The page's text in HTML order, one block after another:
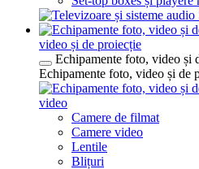
video și de proiecție
Echipamente foto, video și
Echipamente foto, video și de
video
Camere de filmat
Camere video
Lentile
Blițuri